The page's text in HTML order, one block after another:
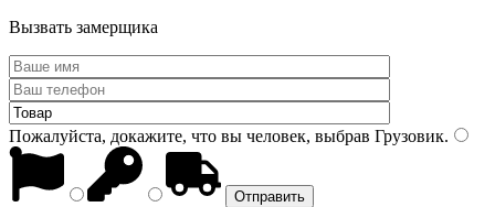
Вызвать замерщика
Пожалуйста, докажите, что вы человек, выбрав Грузовик.